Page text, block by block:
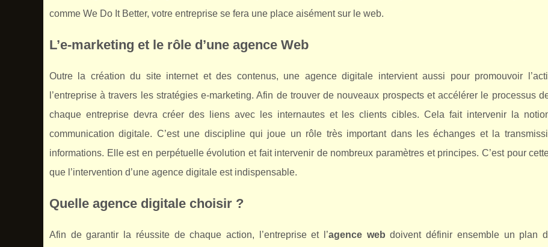
comme We Do It Better, votre entreprise se fera une place aisément sur le web.
L’e-marketing et le rôle d’une agence Web
Outre la création du site internet et des contenus, une agence digitale intervient aussi pour promouvoir
l’entreprise à travers les stratégies e-marketing. Afin de trouver de nouveaux prospects et accélérer le processus
chaque entreprise devra créer des liens avec les internautes et les clients cibles. Cela fait intervenir la
communication digitale. C’est une discipline qui joue un rôle très important dans les échanges et la
informations. Elle est en perpétuelle évolution et fait intervenir de nombreux paramètres et principes. C’est pour
que l’intervention d’une agence digitale est indispensable.
Quelle agence digitale choisir ?
Afin de garantir la réussite de chaque action, l’entreprise et l’agence web doivent définir ensemble un plan